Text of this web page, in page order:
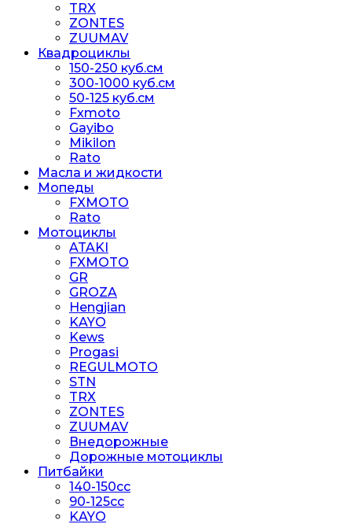
TRX
ZONTES
ZUUMAV
Квадроциклы
150-250 куб.см
300-1000 куб.см
50-125 куб.см
Fxmoto
Gayibo
Mikilon
Rato
Масла и жидкости
Мопеды
FXMOTO
Rato
Мотоциклы
ATAKI
FXMOTO
GR
GROZA
Hengjian
KAYO
Kews
Progasi
REGULMOTO
STN
TRX
ZONTES
ZUUMAV
Внедорожные
Дорожные мотоциклы
Питбайки
140-150сс
90-125cc
KAYO